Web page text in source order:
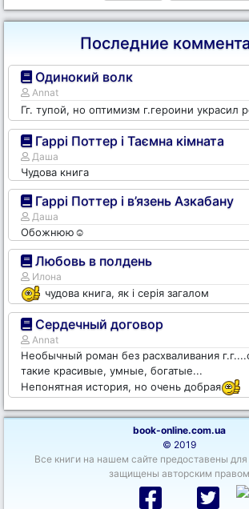
Последние
Одинокий волк
Annat
Гг. тупой, но оптимизм г.героини украсил
Гаррі Поттер і Таємна кімната
Даша
Чудова книга
Гаррі Поттер і в’язень Азкабану
Даша
Обожнюю☺️
Любовь в полдень
Илона
чудова книга, як і серія загалом
Сердечный договор
Annat
Необычный роман без расхваливания
такие красивые, умные, богатые...
Непонятная история, но очень добрая
book-online.com.ua
© 2019
Все книги на нашем сайте предоставены
защищены авторским правом